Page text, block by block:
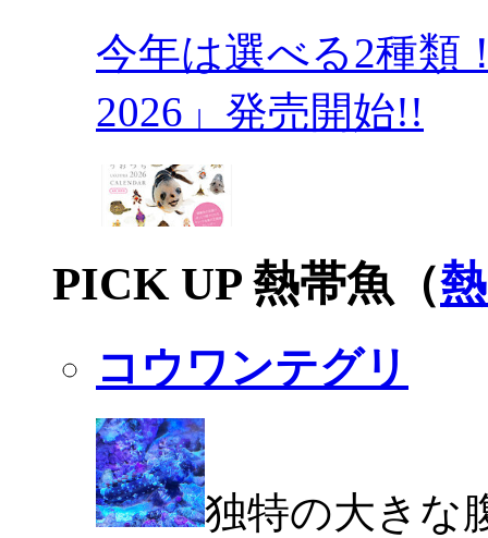
今年は選べる2種類
2026」発売開始!!
PICK UP 熱帯魚（
コウワンテグリ
独特の大きな